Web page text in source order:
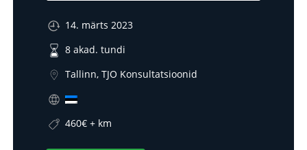
14. märts 2023
8 akad. tundi
Tallinn, TJO Konsultatsioonid
460€ + km